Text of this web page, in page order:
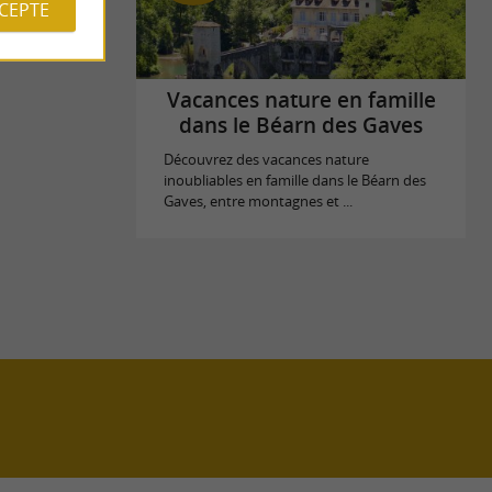
Vacances nature en famille
dans le Béarn des Gaves
Découvrez des vacances nature
inoubliables en famille dans le Béarn des
Gaves, entre montagnes et ...